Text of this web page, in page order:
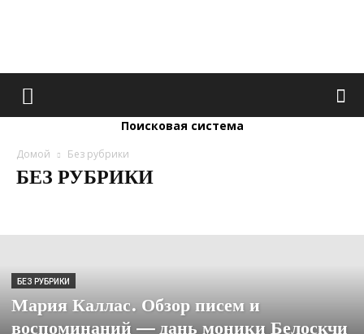
Vinkisa
Поисковая система
Домой Без рубрики
БЕЗ РУБРИКИ
БЕЗ РУБРИКИ
Мария Каллас. Обзор писем и
воспоминаний — дань моники Белоскчи